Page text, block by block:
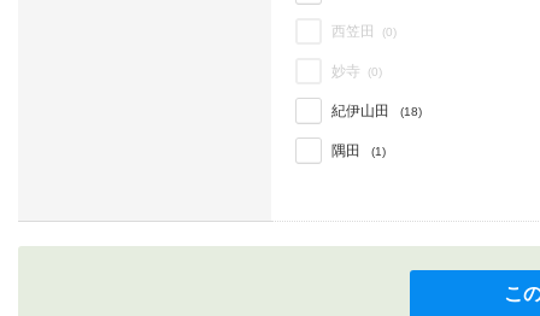
西笠田 (0)
妙寺 (0)
紀伊山田 (18)
隅田 (1)
こ